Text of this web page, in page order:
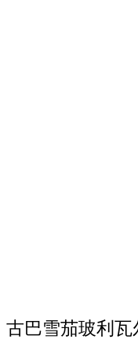
古巴雪茄玻利